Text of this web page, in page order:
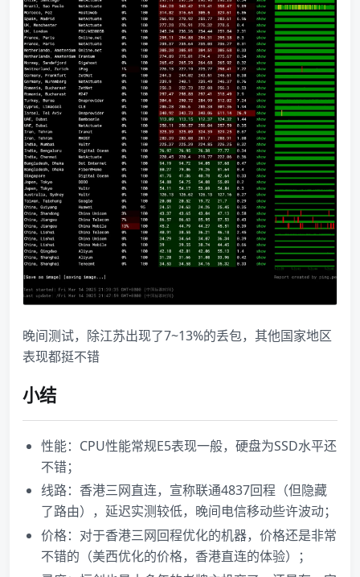
晚间测试，除江苏出现了7~13%的丢包，其他国家地区
表现都挺不错
小结
性能：CPU性能常规E5表现一般，硬盘为SSD水平还
不错；
线路：香港三网直连，宣称联通4837回程（但隐藏
了路由），延迟实测较低，晚间电信移动些许波动；
价格：对于香港三网回程优化的机器，价格还是非常
不错的（美西优化的价格，香港直连的体验）；